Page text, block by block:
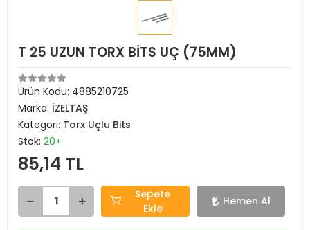
T 25 UZUN TORX BİTS UÇ (75MM)
Ürün Kodu: 4885210725
Marka: İZELTAŞ
Kategori: Torx Uçlu Bits
Stok: 20+
85,14 TL
Sepete
Ekle
Hemen Al